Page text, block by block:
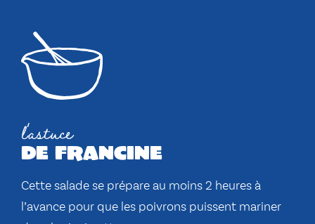
l'astuce
de francine
Cette salade se prépare au moins 2 heures à
l’avance pour que les poivrons puissent mariner